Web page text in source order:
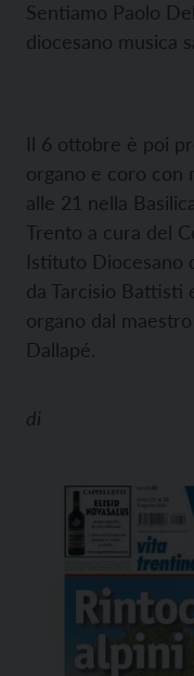
Sentiamo Paolo
diocesano musica
Il 6 ottobre è poi
organo e coro con
alle 21 nella
Trento a cura del
Istituto Diocesano
da Tarcisio Battisti
organo dal maestro
Dallapé.
di